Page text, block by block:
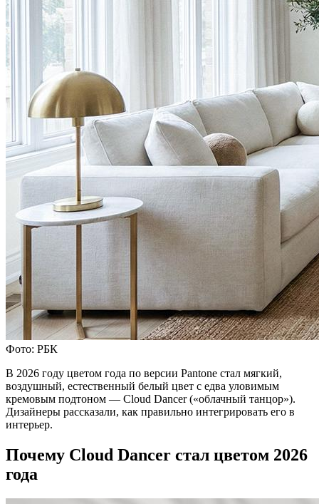
Фото: РБК
В 2026 году цветом года по версии Pantone стал мягкий,
воздушный, естественный белый цвет с едва уловимым
кремовым подтоном — Cloud Dancer («облачный танцор»).
Дизайнеры рассказали, как правильно интегрировать его в
интерьер.
Почему Cloud Dancer стал цветом 2026
года